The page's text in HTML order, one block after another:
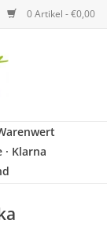
0 Artikel - €0,00
· Klarna